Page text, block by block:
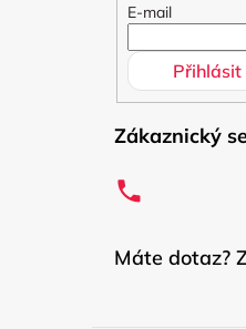
E-mail
Přihlásit
Zákaznický
Máte dotaz?